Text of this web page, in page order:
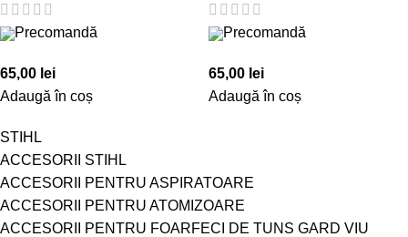
STIHL
ACCESORII STIHL
ACCESORII PENTRU ASPIRATOARE
ACCESORII PENTRU ATOMIZOARE
ACCESORII PENTRU FOARFECI DE TUNS GARD VIU
Precomandă
65,00 lei
Adaugă în coș
Precomandă
65,00 lei
Adaugă în coș